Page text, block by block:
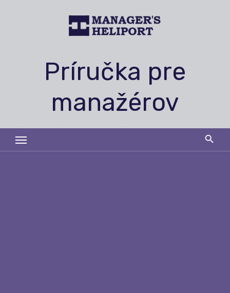
Príručka pre
manažérov